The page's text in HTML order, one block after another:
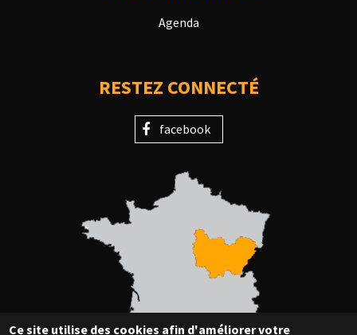
Agenda
RESTEZ CONNECTÉ
facebook
Ce site utilise des cookies afin d'améliorer votre